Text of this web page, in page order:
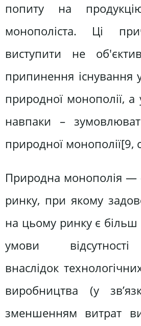
попиту на
монополіста. Ці
виступити не
припинення існування
природної монополії,
навпаки –
природної монополії[9,
Природна монополія —
ринку, при якому
на цьому ринку є
умови відсутності
внаслідок
виробництва (у
зменшенням витрат